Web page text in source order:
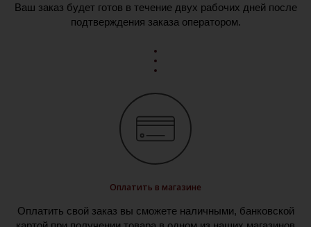
Ваш заказ будет готов в течение двух рабочих дней после
подтверждения заказа оператором.
Оплатить в магазине
Оплатить свой заказ вы сможете наличными, банковской